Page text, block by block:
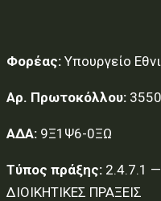
Φορέας: Υπουργείο
Αρ. Πρωτοκόλλου:
ΑΔΑ: 9Ξ1Ψ6-0ΞΩ
Τύπος πράξης: 2.4.7.1
ΔΙΟΙΚΗΤΙΚΕΣ ΠΡΑΞΕΙΣ